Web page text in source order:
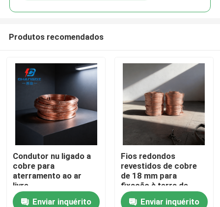
Casa
Produtos
Produtos recomendados
Condutor nu ligado a
cobre para
aterramento ao ar
livre
Enviar inquérito
Fios redondos
revestidos de cobre
de 18 mm para
fixação à terra de
transmissão
Enviar inquérito